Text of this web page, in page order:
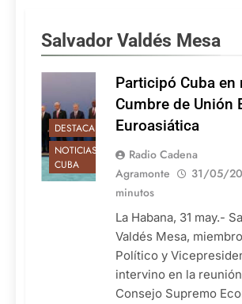
Salvador Valdés Mesa
DESTACADAS
NOTICIAS DE
CUBA
Participó Cuba en
Cumbre de Unión
Euroasiática
Radio Cadena
Agramonte
31/05/
minutos
La Habana, 31 may.-
Valdés Mesa,
Político y
intervino en la
Consejo Supremo